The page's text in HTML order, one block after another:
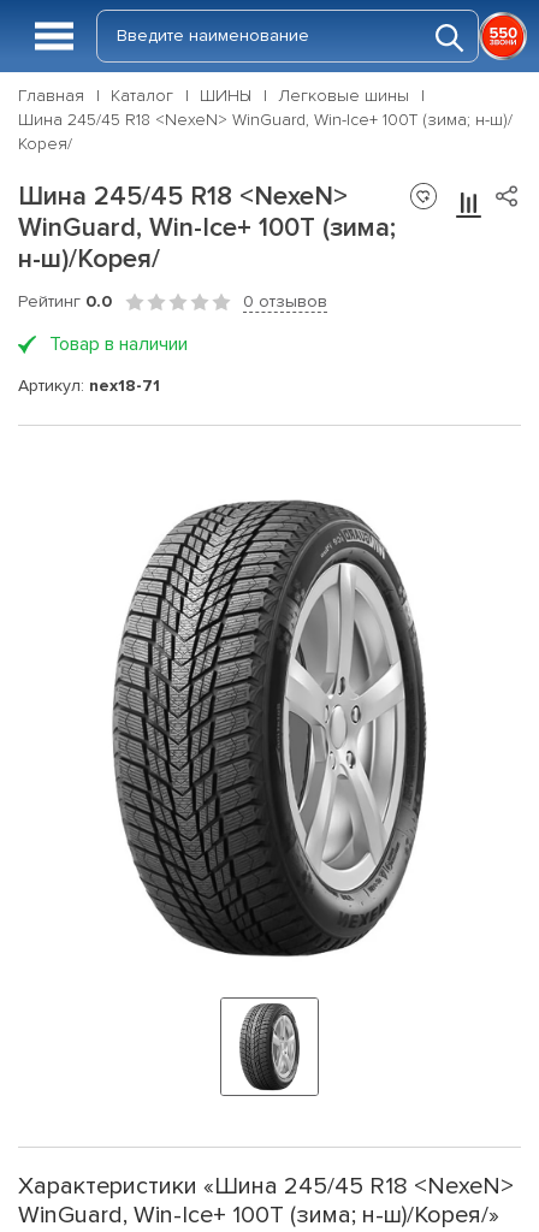
Главная Каталог ШИНЫ
Легковые шины
Шина 245/45 R18 <NexeN> WinGuard, Win-Ice+ 100T (зима; н-ш)/
Корея/
Шина 245/45 R18 <NexeN>
WinGuard, Win-Ice+ 100T (зима;
н-ш)/Корея/
Рейтинг 0.0 0 отзывов
Товар в наличии
Артикул: nex18-71
Характеристики «Шина 245/45 R18 <NexeN>
WinGuard, Win-Ice+ 100T (зима; н-ш)/Корея/»